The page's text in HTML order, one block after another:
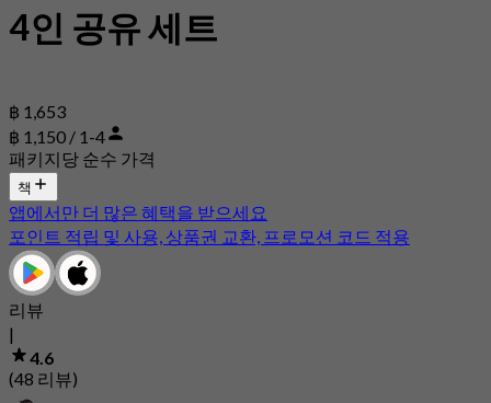
4인 공유 세트
฿ 1,653
฿ 1,150 / 1-4
패키지당 순수 가격
책
앱에서만 더 많은 혜택을 받으세요
포인트 적립 및 사용, 상품권 교환, 프로모션 코드 적용
리뷰
|
4.6
(48 리뷰)